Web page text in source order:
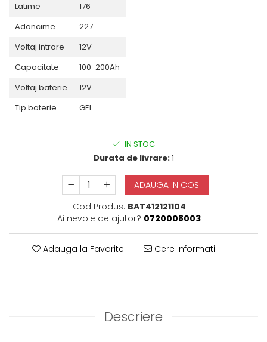
Latime
176
Adancime
227
Voltaj intrare
12V
Capacitate
100-200Ah
Voltaj baterie
12V
Tip baterie
GEL
IN STOC
Durata de livrare:1
ADAUGA IN COS
Cod Produs: BAT412121104
Ai nevoie de ajutor? 0720008003
Adauga la Favorite Cere informatii
Descriere